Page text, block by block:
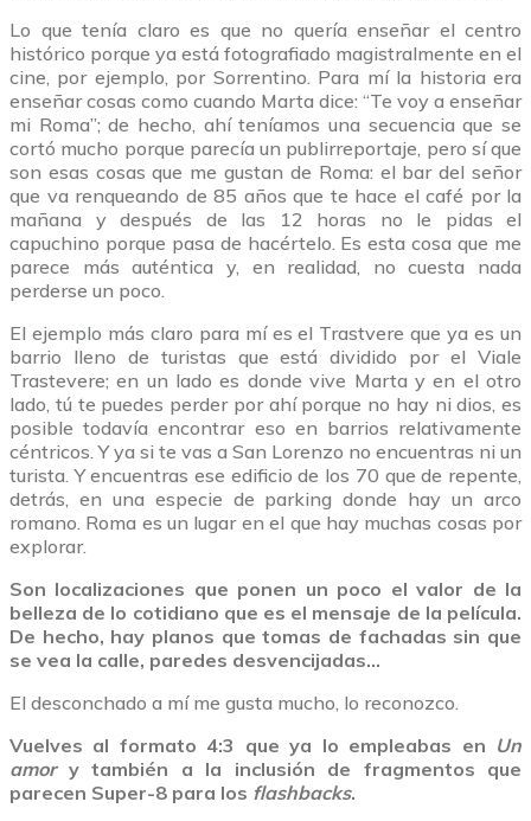
Lo que tenía claro es que no quería enseñar el centro
histórico porque ya está fotografiado magistralmente en el
cine, por ejemplo, por Sorrentino. Para mí la historia era
enseñar cosas como cuando Marta dice: “Te voy a enseñar
mi Roma”; de hecho, ahí teníamos una secuencia que se
cortó mucho porque parecía un publirreportaje, pero sí que
son esas cosas que me gustan de Roma: el bar del señor
que va renqueando de 85 años que te hace el café por la
mañana y después de las 12 horas no le pidas el
capuchino porque pasa de hacértelo. Es esta cosa que me
parece más auténtica y, en realidad, no cuesta nada
perderse un poco.
El ejemplo más claro para mí es el Trastvere que ya es un
barrio lleno de turistas que está dividido por el Viale
Trastevere; en un lado es donde vive Marta y en el otro
lado, tú te puedes perder por ahí porque no hay ni dios, es
posible todavía encontrar eso en barrios relativamente
céntricos. Y ya si te vas a San Lorenzo no encuentras ni un
turista. Y encuentras ese edificio de los 70 que de repente,
detrás, en una especie de parking donde hay un arco
romano. Roma es un lugar en el que hay muchas cosas por
explorar.
Son localizaciones que ponen un poco el valor de la
belleza de lo cotidiano que es el mensaje de la película.
De hecho, hay planos que tomas de fachadas sin que
se vea la calle, paredes desvencijadas…
El desconchado a mí me gusta mucho, lo reconozco.
Vuelves al formato 4:3 que ya lo empleabas en Un
amory también a la inclusión de fragmentos que
parecen Super-8 para los flashbacks.